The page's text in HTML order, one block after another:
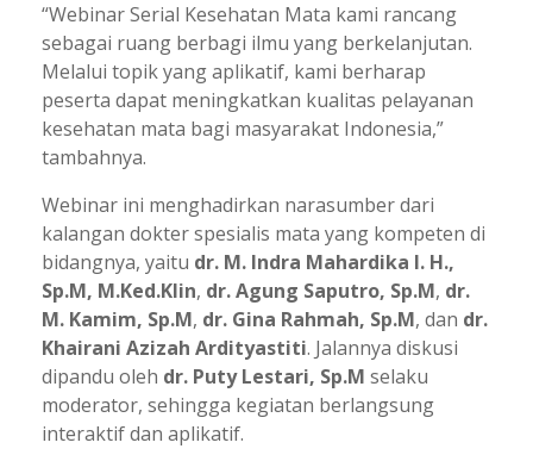
“Webinar Serial Kesehatan Mata kami rancang
sebagai ruang berbagi ilmu yang berkelanjutan.
Melalui topik yang aplikatif, kami berharap
peserta dapat meningkatkan kualitas pelayanan
kesehatan mata bagi masyarakat Indonesia,”
tambahnya.
Webinar ini menghadirkan narasumber dari
kalangan dokter spesialis mata yang kompeten di
bidangnya, yaitu dr. M. Indra Mahardika I. H.,
Sp.M, M.Ked.Klin, dr. Agung Saputro, Sp.M, dr.
M. Kamim, Sp.M, dr. Gina Rahmah, Sp.M, dan dr.
Khairani Azizah Ardityastiti. Jalannya diskusi
dipandu oleh dr. Puty Lestari, Sp.M selaku
moderator, sehingga kegiatan berlangsung
interaktif dan aplikatif.